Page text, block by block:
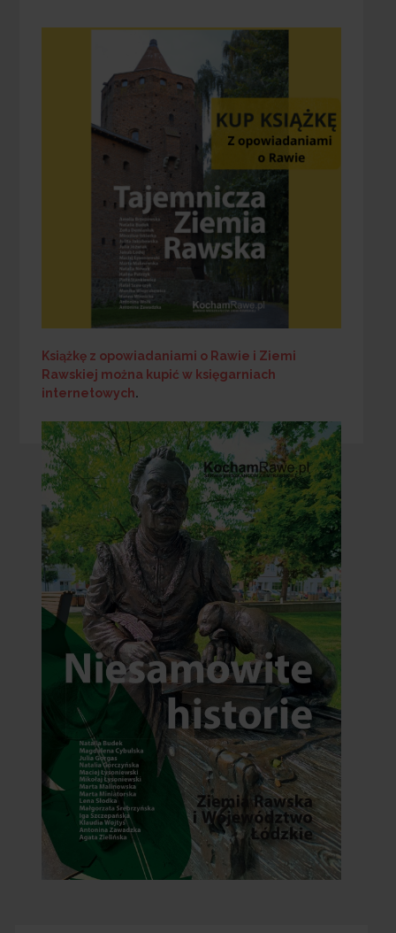
Książkę z opowiadaniami o Rawie i Ziemi
Rawskiej można kupić w księgarniach
internetowych.